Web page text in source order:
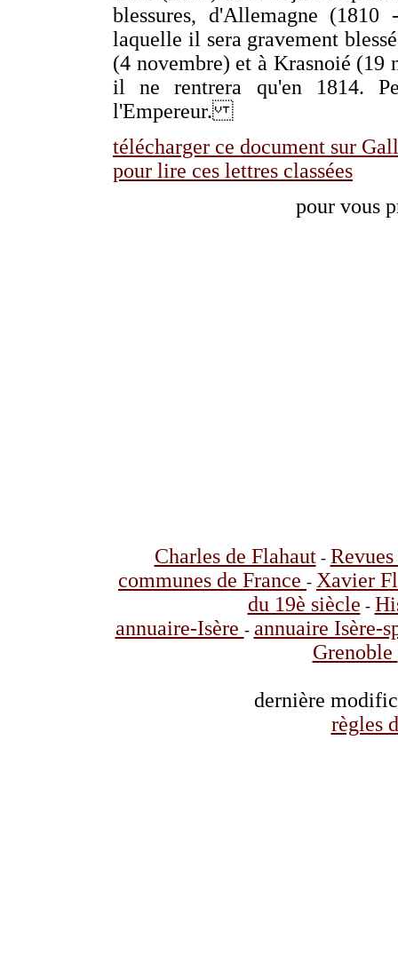
blessures, d'Allemagne
laquelle il sera gravement
(4 novembre) et à Krasnoié (19
il ne rentrera qu'en 1814.
l'Empereur.
télécharger ce document sur
pour lire ces lettres classées
pour vous
Charles de Flahaut-
communes de France - Xavier
du 19è siècle -
annuaire-Isère - annuaire Isère-
Grenoble
dernière
règles